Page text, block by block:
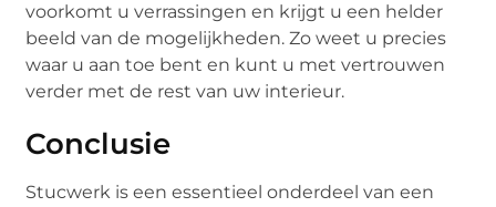
voorkomt u verrassingen en krijgt u een helder
beeld van de mogelijkheden. Zo weet u precies
waar u aan toe bent en kunt u met vertrouwen
verder met de rest van uw interieur.
Conclusie
Stucwerk is een essentieel onderdeel van een